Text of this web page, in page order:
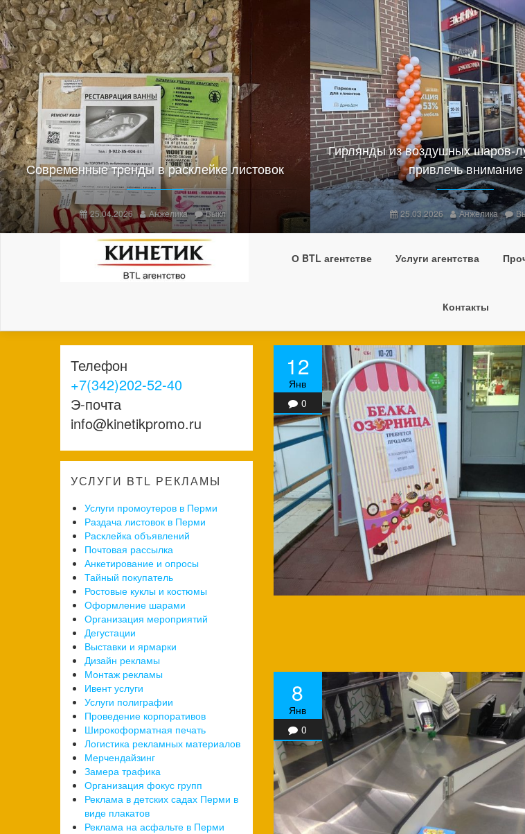
Современные тренды в расклейке листовок
25.04.2026 Анжелика Выкл
Гирлянды из воздушных шаров-
привлечь внимание
25.03.2026 Анжелика
О BTL агентстве Услуги агентства
Контакты
Телефон
+7(342)202-52-40
Э-почта
info@kinetikpromo.ru
УСЛУГИ BTL РЕКЛАМЫ
Услуги промоутеров в Перми
Раздача листовок в Перми
Расклейка объявлений
Почтовая рассылка
Анкетирование и опросы
Тайный покупатель
Ростовые куклы и костюмы
Оформление шарами
Организация мероприятий
Дегустации
Выставки и ярмарки
Дизайн рекламы
Монтаж рекламы
Ивент услуги
Услуги полиграфии
Проведение корпоративов
Широкоформатная печать
Логистика рекламных материалов
Мерчендайзинг
Замера трафика
Организация фокус групп
Реклама в детских садах Перми в
виде плакатов
Реклама на асфальте в Перми
12
Янв
0
8
Янв
0